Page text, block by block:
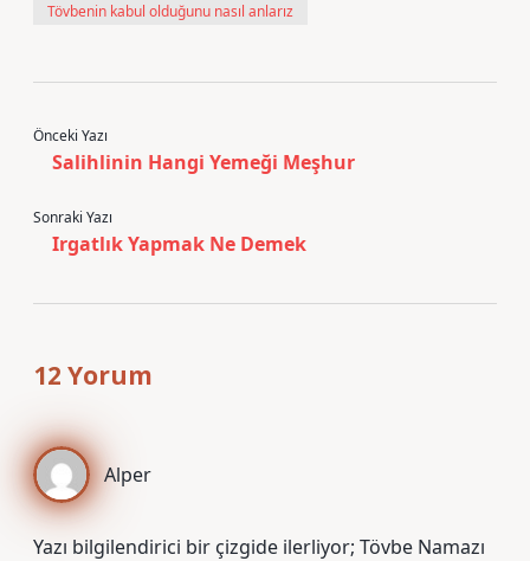
Tövbenin kabul olduğunu nasıl anlarız
Önceki Yazı
Salihlinin Hangi Yemeği Meşhur
Sonraki Yazı
Irgatlık Yapmak Ne Demek
12 Yorum
Alper
Yazı bilgilendirici bir çizgide ilerliyor; Tövbe Namazı